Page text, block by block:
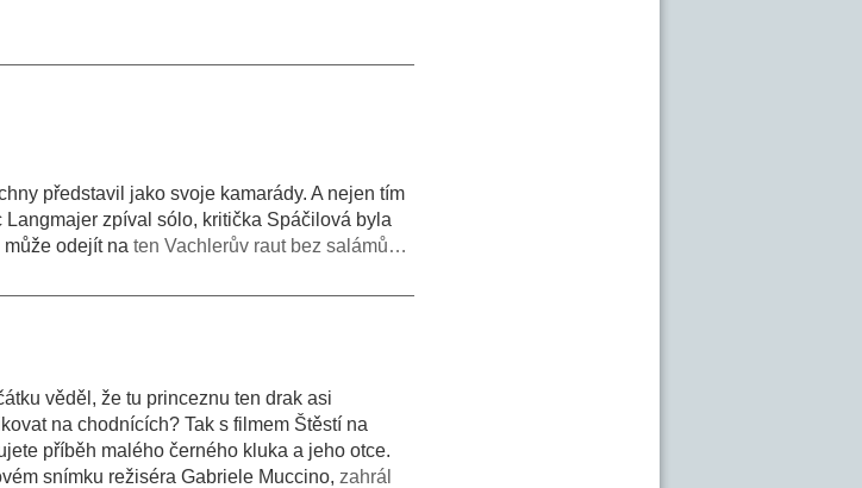
představil jako svoje kamarády. A nejen tím
zpíval sólo, kritička Spáčilová byla
odejít na ten Vachlerův raut bez salámů…
věděl, že tu princeznu ten drak asi
na chodnících? Tak s filmem Štěstí na
příběh malého černého kluka a jeho otce.
snímku režiséra Gabriele Muccino, zahrál